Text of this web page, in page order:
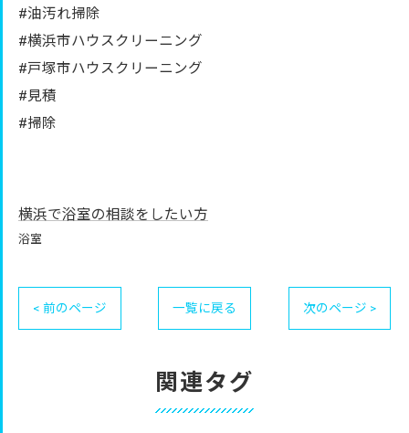
#油汚れ掃除
#横浜市ハウスクリーニング
#戸塚市ハウスクリーニング
#見積
#掃除
横浜で浴室の相談をしたい方
浴室
< 前のページ 一覧に戻る 次のページ >
関連タグ